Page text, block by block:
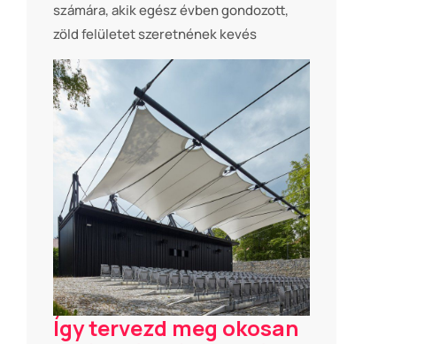
számára, akik egész évben gondozott,
zöld felületet szeretnének kevés
Így tervezd meg okosan